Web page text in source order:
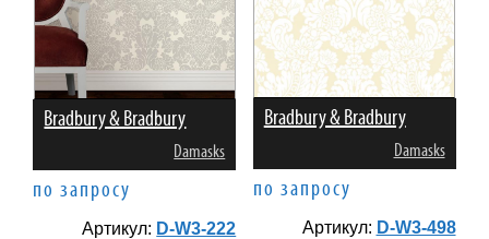
Bradbury & Bradbury
Damasks
по запросу
Артикул: D-W3-222
Bradbury & Bradbury
Damasks
по запросу
Артикул: D-W3-498